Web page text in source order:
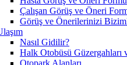
Çalışan Görüş ve Öneri
Görüş ve Önerilerinizi
Nasıl Gidilir?
Halk Otobüsü
Otopark Alanları